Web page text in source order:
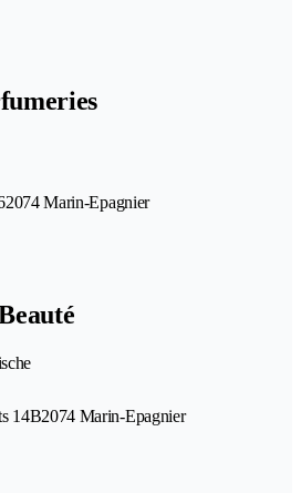
2074 Marin-Epagnier
14B2074 Marin-Epagnier